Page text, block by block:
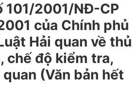
101/2001/NĐ-CP
của Chính phủ
Hải quan về thủ
chế độ kiểm tra,
(Văn bản hết